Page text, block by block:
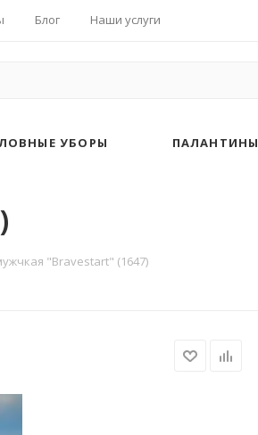
Блог Наши услуги
УБОРЫ ПАЛАНТИНЫ
"Bravestart" (1647)